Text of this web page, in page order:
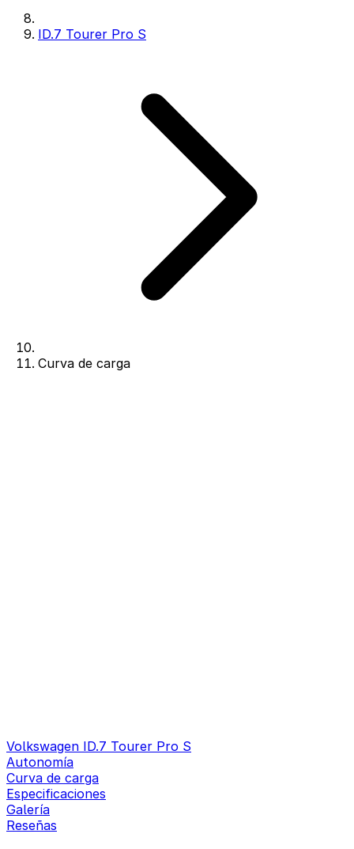
ID.7 Tourer Pro S
Curva de carga
Volkswagen ID.7 Tourer Pro S
Autonomía
Curva de carga
Especificaciones
Galería
Reseñas